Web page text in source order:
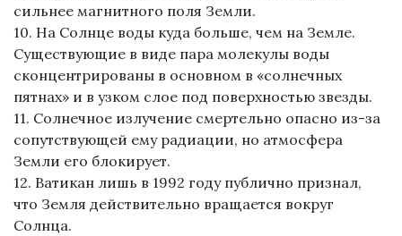
сильнее магнитного поля Земли.
10. На Солнце воды куда больше, чем на Земле.
Существующие в виде пара молекулы воды
сконцентрированы в основном в «солнечных
пятнах» и в узком слое под поверхностью звезды.
11. Солнечное излучение смертельно опасно из-за
сопутствующей ему радиации, но атмосфера
Земли его блокирует.
12. Ватикан лишь в 1992 году публично признал,
что Земля действительно вращается вокруг
Солнца.